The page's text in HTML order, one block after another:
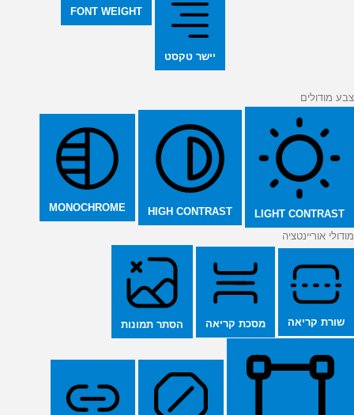
יישר טקסט
FONT WEIGHT
צבע מודולים
LIGHT CONTRAST
HIGH CONTRAST
MONOCHROME
מודולי אוריינטציה
שורת קריאה מסכת קריאה הסתר תמונות